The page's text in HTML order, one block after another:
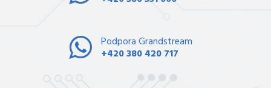
Podpora Grandstream
+420 380 420 717